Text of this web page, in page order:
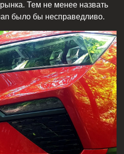
Тем не менее назвать
было бы несправедливо.